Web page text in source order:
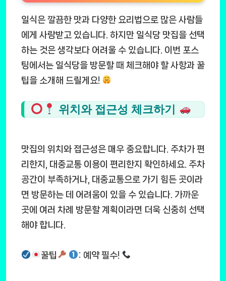
일식은 깔끔한 맛과 다양한 요리법으로 많은 사람들
에게 사랑받고 있습니다. 하지만 일식당 맛집을 선택
하는 것은 생각보다 어려울 수 있습니다. 이번 포스
팅에서는 일식당을 방문할 때 체크해야 할 사항과 꿀
팁을 소개해 드릴게요!
위치와 접근성 체크하기
맛집의 위치와 접근성은 매우 중요합니다. 주차가 편
리한지, 대중교통 이용이 편리한지 확인하세요. 주차
공간이 부족하거나, 대중교통으로 가기 힘든 곳이라
면 방문하는 데 어려움이 있을 수 있습니다. 가까운
곳에 여러 차례 방문할 계획이라면 더욱 신중히 선택
해야 합니다.
꿀팁 : 예약 필수!